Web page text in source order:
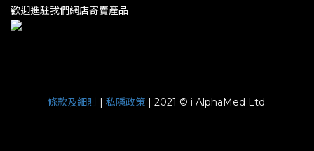
歡迎進駐我們網店寄賣產品
條款及細則 | 私隱政策| 2021 © i AlphaMed Ltd.